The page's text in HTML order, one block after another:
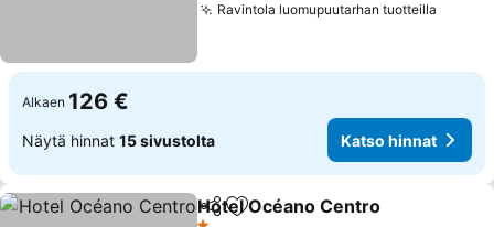
Ravintola luomupuutarhan tuotteilla
Alkaen 126 €
Näytä hinnat 15 sivustolta Katso hinnat
Jaa Lisää suosikkeihin
Hotel Océano Centro